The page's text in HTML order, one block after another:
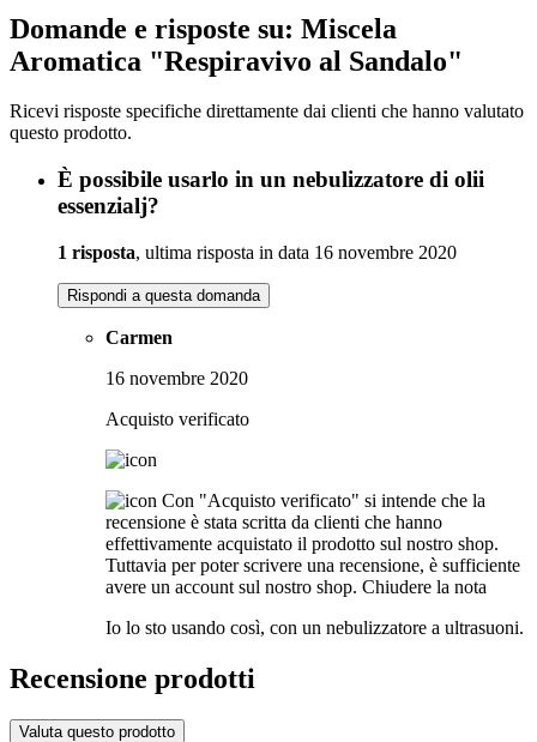
Domande e risposte su: Miscela
Aromatica "Respiravivo al Sandalo"
Ricevi risposte specifiche direttamente dai clienti che hanno valutato
questo prodotto.
È possibile usarlo in un nebulizzatore di olii
essenzialj?
1 risposta, ultima risposta in data 16 novembre 2020
Rispondi a questa domanda
Carmen
16 novembre 2020
Acquisto verificato
Con "Acquisto verificato" si intende che la
recensione è stata scritta da clienti che hanno
effettivamente acquistato il prodotto sul nostro shop.
Tuttavia per poter scrivere una recensione, è sufficiente
avere un account sul nostro shop. Chiudere la nota
Io lo sto usando così, con un nebulizzatore a ultrasuoni.
Recensione prodotti
Valuta questo prodotto